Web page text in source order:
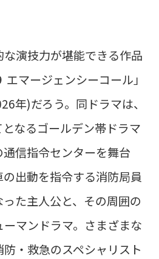
演技力が堪能できる作品
マージェンシーコール」
年)だろう。同ドラマは、
なるゴールデン帯ドラマ
信指令センターを舞台
出動を指令する消防局員
った主人公と、その周囲の
マンドラマ。さまざまな
・救急のスペシャリスト